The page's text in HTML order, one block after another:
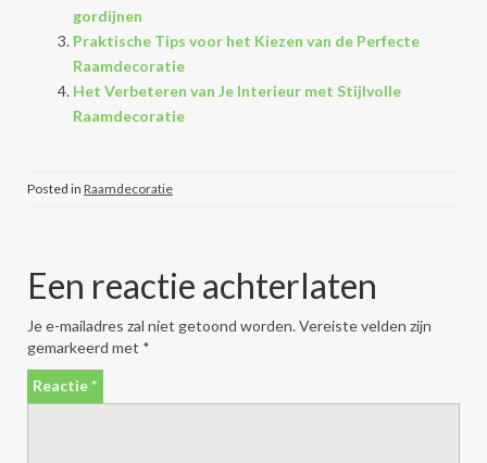
gordijnen
Praktische Tips voor het Kiezen van de Perfecte
Raamdecoratie
Het Verbeteren van Je Interieur met Stijlvolle
Raamdecoratie
Posted in Raamdecoratie
Een reactie achterlaten
Je e-mailadres zal niet getoond worden.Vereiste velden zijn
gemarkeerd met *
Reactie*